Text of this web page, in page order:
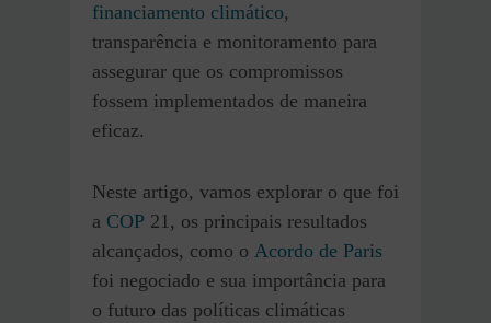
financiamento climático,
transparência e monitoramento para
assegurar que os compromissos
fossem implementados de maneira
eficaz.
Neste artigo, vamos explorar o que foi
a COP 21, os principais resultados
alcançados, como o Acordo de Paris
foi negociado e sua importância para
o futuro das políticas climáticas